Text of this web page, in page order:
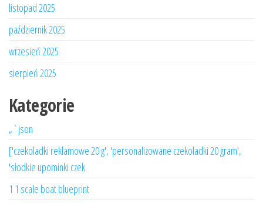
listopad 2025
październik 2025
wrzesień 2025
sierpień 2025
Kategorie
„`json
['czekoladki reklamowe 20 g', 'personalizowane czekoladki 20 gram',
'słodkie upominki czek
1 1 scale boat blueprint